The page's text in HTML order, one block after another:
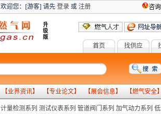
欢迎您：[游客] 请先 登录或 注册 咨
首页 找供应
燃气设备 气化系列 报
【业界资讯】 【专业论文】 【展会信息】 【燃气安全
计量检测系列 测试仪表系列 管道阀门系列 加气动力系列